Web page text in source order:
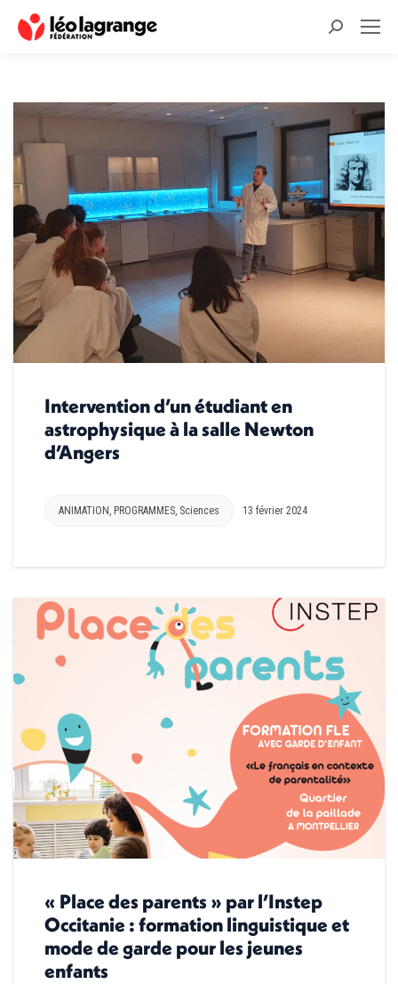
Recherche
Intervention d’un étudiant en
astrophysique à la salle Newton
d’Angers
ANIMATION, PROGRAMMES, Sciences 13 février 2024
« Place des parents » par l’Instep
Occitanie : formation linguistique et
mode de garde pour les jeunes
enfants